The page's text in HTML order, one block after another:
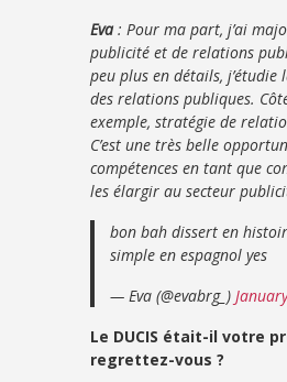
Eva: Pour ma part, j’ai
publicité et de relations
peu plus en détails,
des relations publiques.
exemple, stratégie de
C’est une très belle
compétences en tant que
les élargir au secteur
bon bah dissert en
simple en espagnol yes
— Eva (@evabrg_)
Le DUCIS était-il votre
regrettez-vous ?